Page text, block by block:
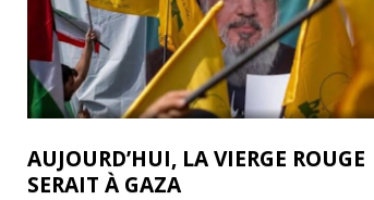
AUJOURD’HUI, LA VIERGE ROUGE
SERAIT À GAZA